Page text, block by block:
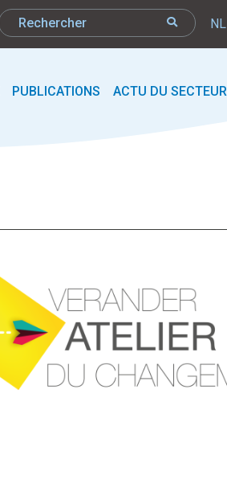
NL
PUBLICATIONS ACTU DU SECTEUR